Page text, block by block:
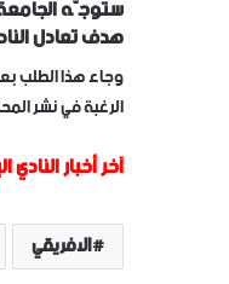
ستوجّه الجامعة
هدف تعادل
وجاء هذا الطلب
الرغبة في نشر
آخر أخبار النادي
الافريقي